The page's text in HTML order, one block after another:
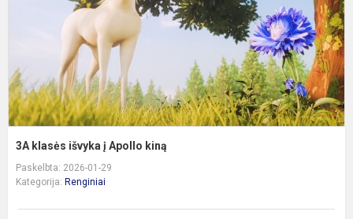
3A klasės išvyka į Apollo kiną
Paskelbta: 2026-01-29
Kategorija: Renginiai